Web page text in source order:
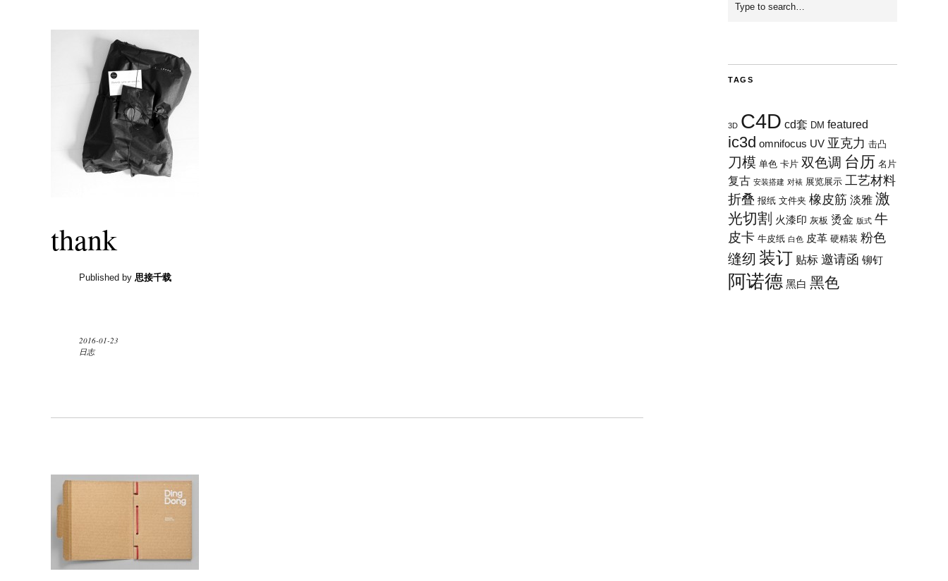
thank
Published by 思接千载
2016-01-23
日志
TAGS
3D C4D cd套 DM featured
ic3d omnifocus UV 亚克力 击凸
刀模 单色 卡片 双色调 台历 名片
复古 安装搭建 对裱 展览展示 工艺材料
折叠 报纸 文件夹 橡皮筋 淡雅 激
光切割 火漆印 灰板 烫金 版式 牛
皮卡 牛皮纸 白色 皮革 硬精装 粉色
缝纫 装订 贴标 邀请函 铆钉
阿诺德 黑白 黑色